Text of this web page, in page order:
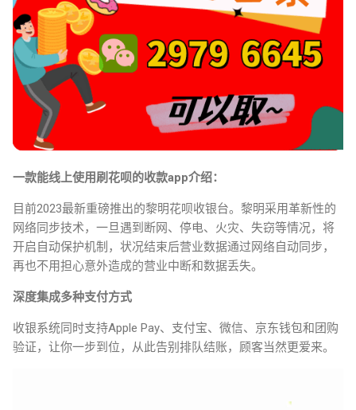
一款能线上使用刷花呗的收款app介绍：
目前2023最新重磅推出的黎明花呗收银台。黎明采用革新性的
网络同步技术，一旦遇到断网、停电、火灾、失窃等情况，将
开启自动保护机制，状况结束后营业数据通过网络自动同步，
再也不用担心意外造成的营业中断和数据丢失。
深度集成多种支付方式
收银系统同时支持Apple Pay、支付宝、微信、京东钱包和团购
验证，让你一步到位，从此告别排队结账，顾客当然更爱来。